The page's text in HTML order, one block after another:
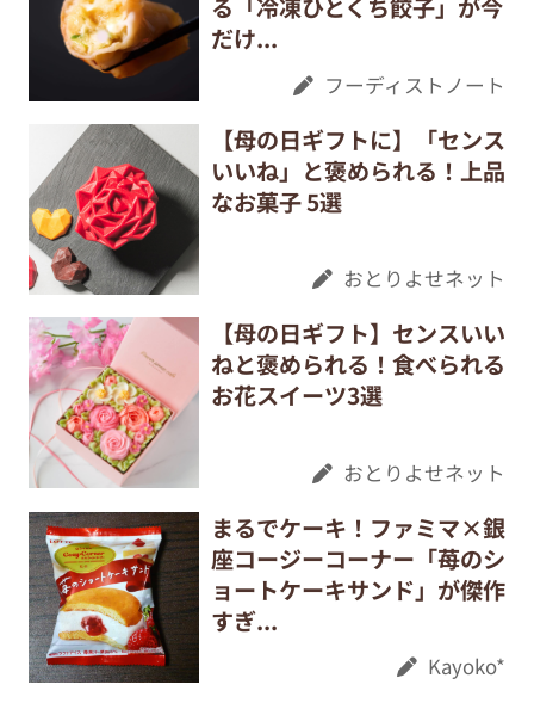
る「冷凍ひとくち餃子」が今
だけ...
フーディストノート
【母の日ギフトに】「センス
いいね」と褒められる！上品
なお菓子 5選
おとりよせネット
【母の日ギフト】センスいい
ねと褒められる！食べられる
お花スイーツ3選
おとりよせネット
まるでケーキ！ファミマ×銀
座コージーコーナー「苺のシ
ョートケーキサンド」が傑作
すぎ...
Kayoko*